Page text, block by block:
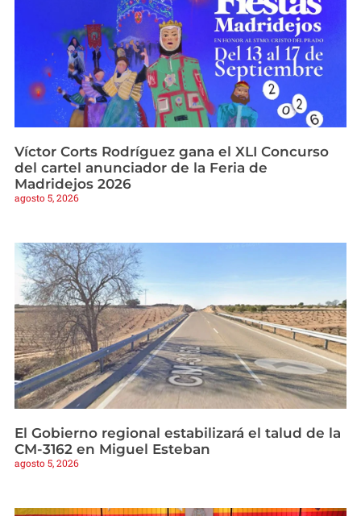
Víctor Corts Rodríguez gana el XLI Concurso
del cartel anunciador de la Feria de
Madridejos 2026
agosto 5, 2026
El Gobierno regional estabilizará el talud de la
CM-3162 en Miguel Esteban
agosto 5, 2026